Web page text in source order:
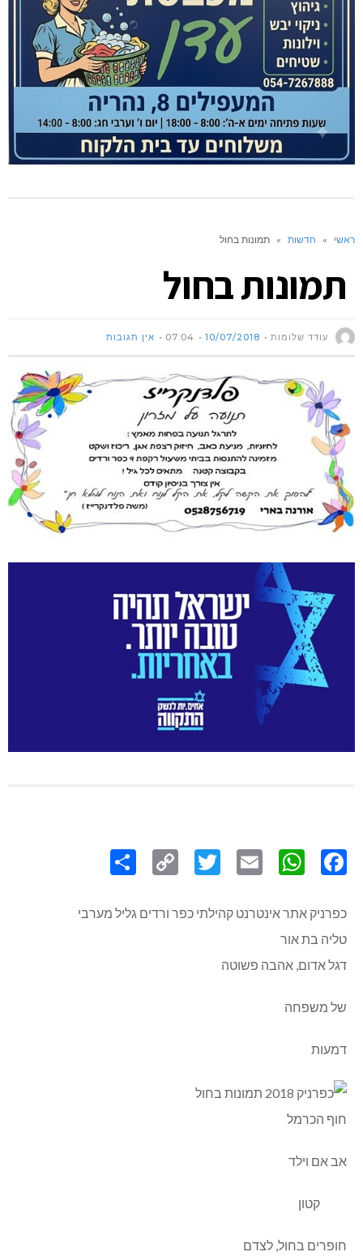
ראשי » חדשות » תמונות בחול
תמונות בחול
עודד שלומות 10/07/2018
07:04 אין תגובות
Link
כפרניק אתר אינטרנט קהילתי כפר ורדים גליל מערבי
טליה בת אור
דגל אדום, אהבה פשוטה
של משפחה
דמעות
חוף הכרמל
אב אם וילד
קטון
חופרים בחול, לצדם